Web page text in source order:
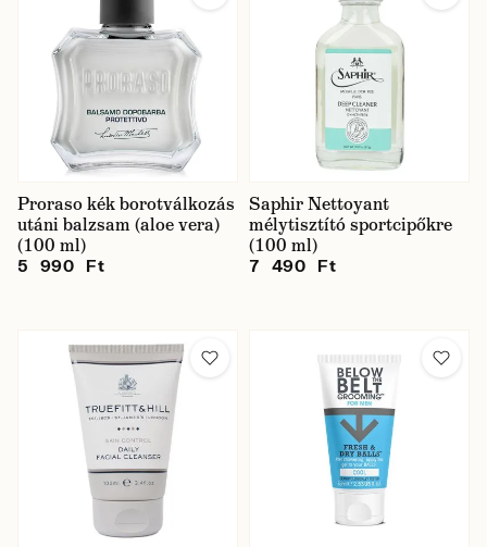
Proraso kék borotválkozás
utáni balzsam (aloe vera)
(100 ml)
5 990 Ft
Saphir Nettoyant
mélytisztító sportcipőkre
(100 ml)
7 490 Ft